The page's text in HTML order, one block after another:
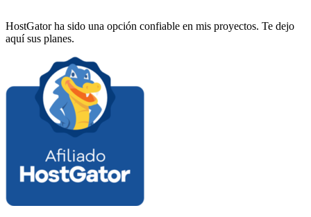
HostGator ha sido una opción confiable en mis proyectos. Te dejo
aquí sus planes.